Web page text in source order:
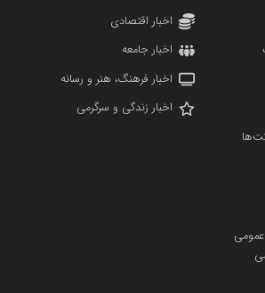
نهادهای مردمی
فولاد در کشور
اخبار اقتصادی
اخبار جامعه
اخبار فرهنگ، هنر و رسانه
اخبار زندگی و سرگرمی